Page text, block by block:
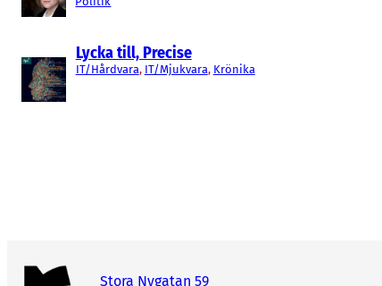
Lycka till, Precise
IT/Hårdvara, IT/Mjukvara, Krönika
Stora Nygatan 59